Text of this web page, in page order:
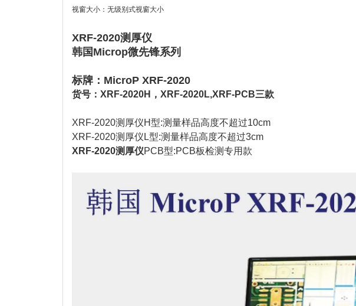
视窗大小：无级别式视窗大小
XRF-2020测厚仪
韩国Microp微先锋系列
标牌：MicroP XRF-2020
货号：XRF-2020H，XRF-2020L,XRF-PCB三款
XRF-2020测厚仪H型:测量样品高度不超过10cm
XRF-2020测厚仪L型:测量样品高度不超过3cm
XRF-2020测厚仪PCB型:PCB板检测专用款